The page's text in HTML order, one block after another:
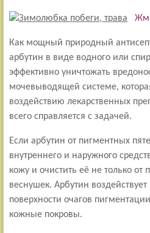
Как мощный природный
арбутин в виде водного или
эффективно уничтожать
мочевыводящей системе,
воздействию лекарственных
всего справляется с задачей.
Если арбутин от пигментных
внутреннего и наружного
кожу и очистить её не только от
веснушек. Арбутин
поверхности очагов
кожные покровы.